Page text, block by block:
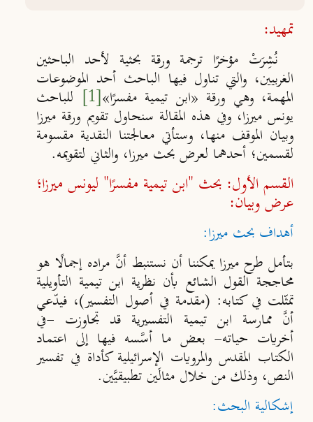
تمهيد:
نُشِرَتْ مؤخرًا ترجمة ورقة بحثية لأحد الباحثين
الغربيين، والتي تناول فيها الباحث أحد الموضوعات
المهمة، وهي ورقة «ابن تيمية مفسرًا»[1] للباحث
يونس ميرزا، وفي هذه المقالة سنحاول تقويم ورقة ميرزا
وبيان الموقف منها، وستأتي معالجتنا النقدية مقسومة
لقسمين؛ أحدهما لعرض بحث ميرزا، والثاني لتقويمه.
القسم الأول: بحث "ابن تيمية مفسرًا" ليونس ميرزا؛
عرض وبيان:
أهداف بحث ميرزا:
بتأمل طرح ميرزا يمكننا أن نستنبط أنَّ مراده إجمالًا هو
محاججة القول الشائع بأن نظرية ابن تيمية التأويلية
تمثّلت في كتابه: (مقدمة في أصول التفسير)، فيدّعي
أنَّ ممارسة ابن تيمية التفسيرية قد تجاوزت -في
أخريات حياته- بعض ما أسَّسه فيها إلى اعتماد
الكتاب المقدس والمرويات الإسرائيلية كأداة في تفسير
النص، وذلك من خلال مثالَين تطبيقيَّين.
إشكالية البحث: